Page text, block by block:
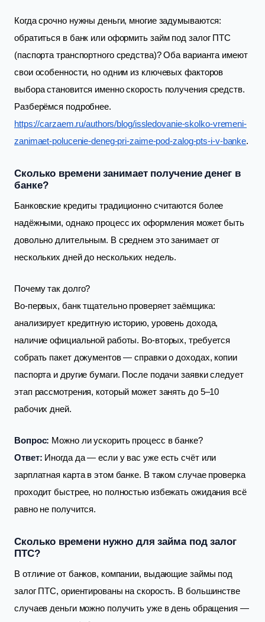
Когда срочно нужны деньги, многие задумываются:
обратиться в банк или оформить займ под залог ПТС
(паспорта транспортного средства)? Оба варианта имеют
свои особенности, но одним из ключевых факторов
выбора становится именно скорость получения средств.
Разберёмся подробнее.
https://carzaem.ru/authors/blog/issledovanie-skolko-vremeni-
zanimaet-polucenie-deneg-pri-zaime-pod-zalog-pts-i-v-banke.
Сколько времени занимает получение денег в
банке?
Банковские кредиты традиционно считаются более
надёжными, однако процесс их оформления может быть
довольно длительным. В среднем это занимает от
нескольких дней до нескольких недель.
Почему так долго?
Во-первых, банк тщательно проверяет заёмщика:
анализирует кредитную историю, уровень дохода,
наличие официальной работы. Во-вторых, требуется
собрать пакет документов — справки о доходах, копии
паспорта и другие бумаги. После подачи заявки следует
этап рассмотрения, который может занять до 5–10
рабочих дней.
Вопрос: Можно ли ускорить процесс в банке?
Ответ: Иногда да — если у вас уже есть счёт или
зарплатная карта в этом банке. В таком случае проверка
проходит быстрее, но полностью избежать ожидания всё
равно не получится.
Сколько времени нужно для займа под залог
ПТС?
В отличие от банков, компании, выдающие займы под
залог ПТС, ориентированы на скорость. В большинстве
случаев деньги можно получить уже в день обращения —